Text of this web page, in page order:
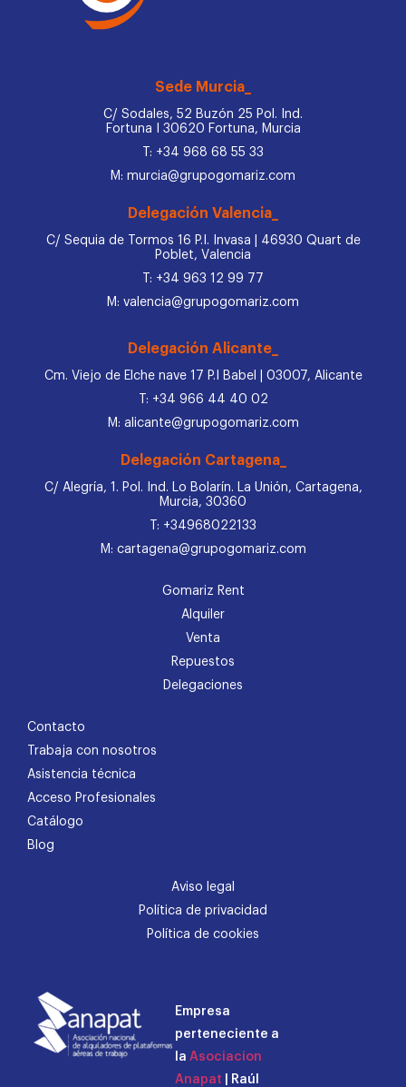
Sede Murcia_
C/ Sodales, 52 Buzón 25 Pol. Ind.
Fortuna I 30620 Fortuna, Murcia
T: +34 968 68 55 33
M: murcia@grupogomariz.com
Delegación Valencia_
C/ Sequia de Tormos 16 P.I. Invasa | 46930 Quart de
Poblet, Valencia
T: +34 963 12 99 77
M: valencia@grupogomariz.com
Delegación Alicante_
Cm. Viejo de Elche nave 17 P.I Babel | 03007, Alicante
T: +34 966 44 40 02
M: alicante@grupogomariz.com
Delegación Cartagena_
C/ Alegría, 1. Pol. Ind. Lo Bolarín. La Unión, Cartagena,
Murcia, 30360
T: +34968022133
M: cartagena@grupogomariz.com
Gomariz Rent
Alquiler
Venta
Repuestos
Delegaciones
Contacto
Trabaja con nosotros
Asistencia técnica
Acceso Profesionales
Catálogo
Blog
Aviso legal
Política de privacidad
Política de cookies
Empresa
perteneciente a
la Asociacion
Anapat | Raúl